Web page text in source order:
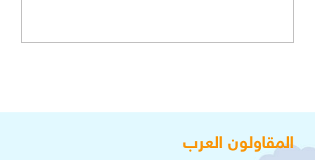
المقاولون العرب